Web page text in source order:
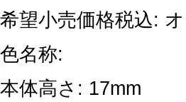
希望小売価格税込:
色名称:
本体高さ: 17mm